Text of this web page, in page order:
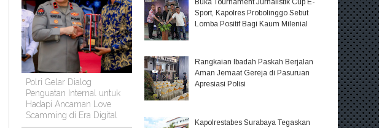
Polri Gelar Dialog
Penguatan Internal untuk
Hadapi Ancaman Love
Scamming di Era Digital
Sport, Kapolres Probolinggo Sebut
Lomba Positif Bagi Kaum Milenial
Rangkaian Ibadah Paskah Berjalan
Aman Jemaat Gereja di Pasuruan
Apresiasi Polisi
Kapolrestabes Surabaya Tegaskan